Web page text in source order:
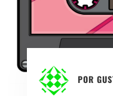
POR